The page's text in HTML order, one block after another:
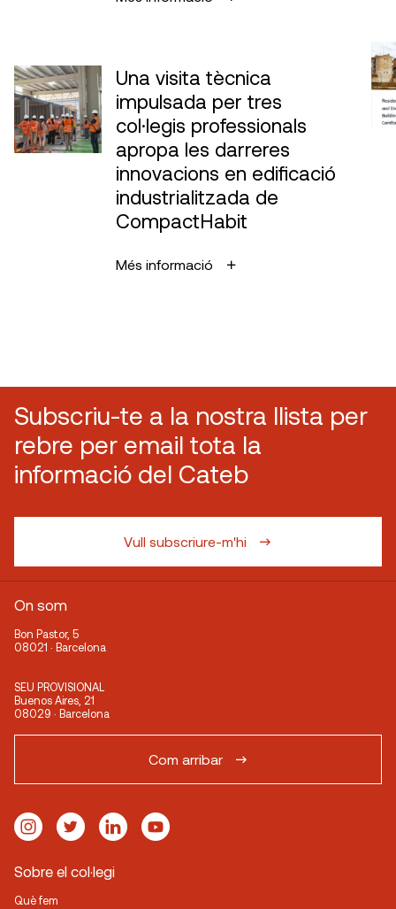
Una visita tècnica
impulsada per tres
col·legis professionals
apropa les darreres
innovacions en edificació
industrialitzada de
CompactHabit
Més informació
Subscriu-te a la nostra llista per
rebre per email tota la
informació del Cateb
Vull subscriure-m'hi
On som
Bon Pastor, 5
08021 · Barcelona
SEU PROVISIONAL
Buenos Aires, 21
08029 · Barcelona
Com arribar
Sobre el col·legi
Què fem